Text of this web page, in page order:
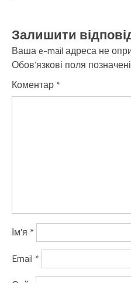
Залишити
Ваша e-mail адреса не
Обов’язкові поля позначені
Коментар *
Ім'я *
Email *